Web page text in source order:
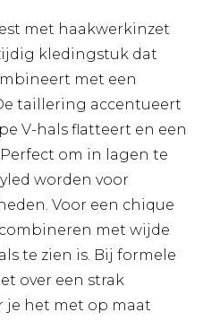
met haakwerkinzet
kledingstuk dat
met een
taillering accentueert
V-hals flatteert en een
om in lagen te
worden voor
Voor een chique
met wijde
te zien is. Bij formele
over een strak
je het met op maat